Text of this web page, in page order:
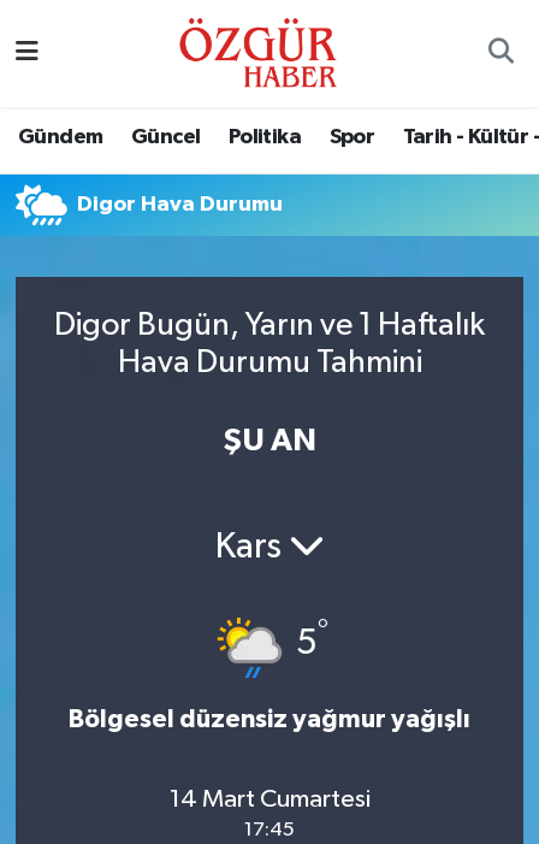
Gündem Güncel Politika Spor Tarih - Kültür
Digor Hava Durumu
Digor Bugün, Yarın ve 1 Haftalık
Hava Durumu Tahmini
ŞU AN
Kars
5°
Bölgesel düzensiz yağmur yağışlı
14 Mart Cumartesi
17:45
Eğitim
Ekonomi
Güncel
Tarih - Kültür - Sanat - Turizm
Nöbetçi Eczaneler
Namaz Vakitleri
Trafik Durumu
Süper Lig Puan Durumu ve Fikstür
Son Dakika Haberleri